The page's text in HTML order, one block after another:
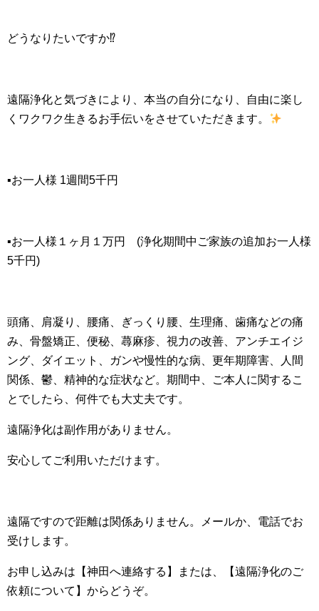
どうなりたいですか⁉
遠隔浄化と気づきにより、本当の自分になり、自由に楽し
くワクワク生きるお手伝いをさせていただきます。
▪お一人様 1週間5千円
▪お一人様１ヶ月１万円 (浄化期間中ご家族の追加お一人様
5千円)
頭痛、肩凝り、腰痛、ぎっくり腰、生理痛、歯痛などの痛
み、骨盤矯正、便秘、蕁麻疹、視力の改善、アンチエイジ
ング、ダイエット、ガンや慢性的な病、更年期障害、人間
関係、鬱、精神的な症状など。期間中、ご本人に関するこ
とでしたら、何件でも大丈夫です。
遠隔浄化は副作用がありません。
安心してご利用いただけます。
遠隔ですので距離は関係ありません。メールか、電話でお
受けします。
お申し込みは【神田へ連絡する】または、【遠隔浄化のご
依頼について】からどうぞ。